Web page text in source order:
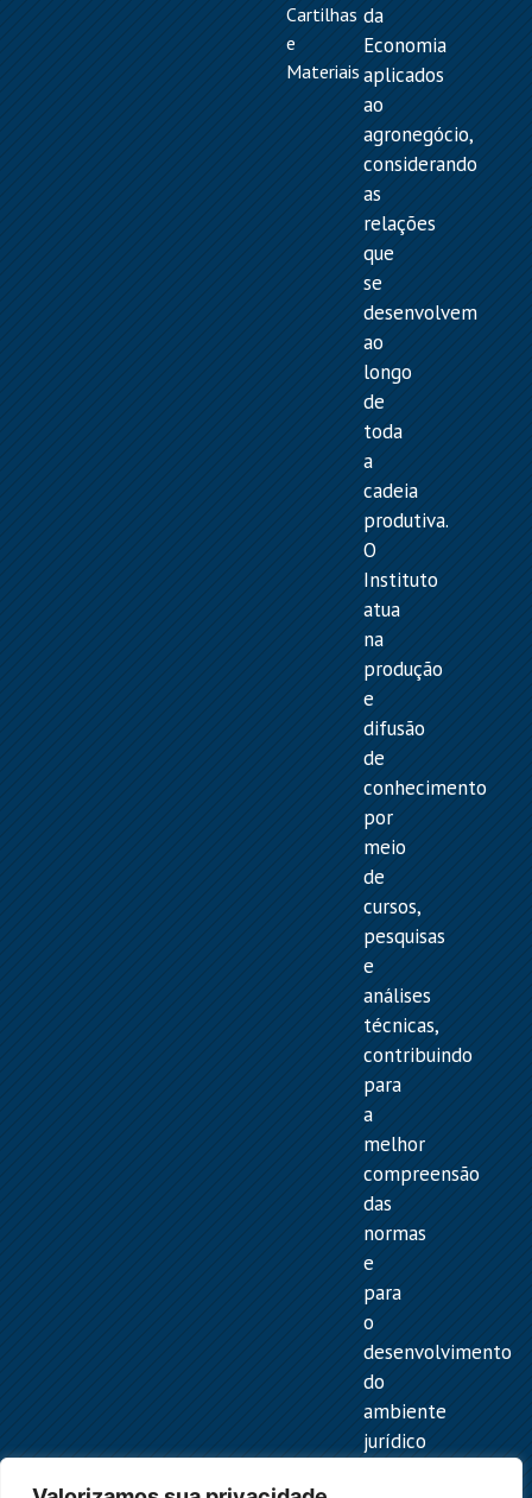
Cartilhas
e
Materiais
da
Economia
aplicados
ao
agronegócio,
considerando
as
relações
que
se
desenvolvem
ao
longo
de
toda
a
cadeia
produtiva.
O
Instituto
atua
na
produção
e
difusão
de
conhecimento
por
meio
de
cursos,
pesquisas
e
análises
técnicas,
contribuindo
para
a
melhor
compreensão
das
normas
e
para
o
desenvolvimento
do
ambiente
jurídico